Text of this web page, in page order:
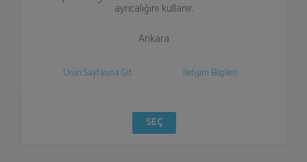
ayrıcalığını kullanır.
Ankara
Ürün Sayfasına Git İletişim Bilgileri
SEÇ